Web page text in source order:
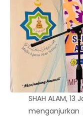
SHAH ALAM,
menganjurkan